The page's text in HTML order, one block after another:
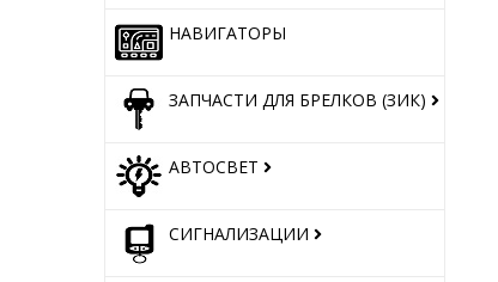
НАВИГАТОРЫ
ЗАПЧАСТИ ДЛЯ БРЕЛКОВ (ЗИК)
АВТОСВЕТ
СИГНАЛИЗАЦИИ